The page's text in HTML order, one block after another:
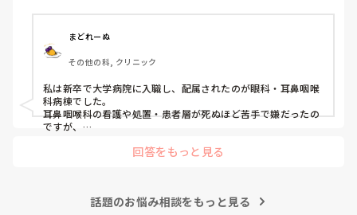
まどれーぬ
その他の科, クリニック
私は新卒で大学病院に入職し、配属されたのが眼科・耳鼻咽喉
科病棟でした。
耳鼻咽喉科の看護や処置・患者層が死ぬほど苦手で嫌だったの
ですが、
異動の声がかかる前に眼科クリニックに転職しました。
回答をもっと見る
話題のお悩み相談をもっと見る